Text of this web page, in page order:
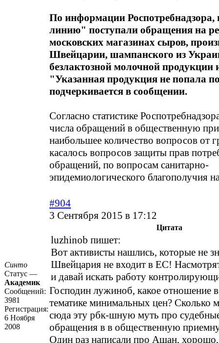
По информации
линию" поступали обращения на
московских магазинах сыров,
Швейцарии, шампанского из
безлактозной молочной продукции
"Указанная продукция не попала
подчеркивается в сообщении.
Согласно статистике
числа обращений в общественную
наибольшее количество вопросов от
касалось вопросов защиты прав
обращений, по вопросам санитарно-
эпидемиологического благополучия
Синто
Статус —
Академик
Сообщений:
3981
Регистрация:
6 Ноября
2008
#904
3 Сентября 2015 в 17:12
Цитата
luzhinob пишет:
Вот активисты нашлись, которые не
Швейцария не входит в ЕС!
и давай искать работу
Господин лужиноб, какое отношение
тематике минимальных цен? Сколько
сюда эту рбк-шную муть про
обращения в в общественную
Один раз написали про Ашан,